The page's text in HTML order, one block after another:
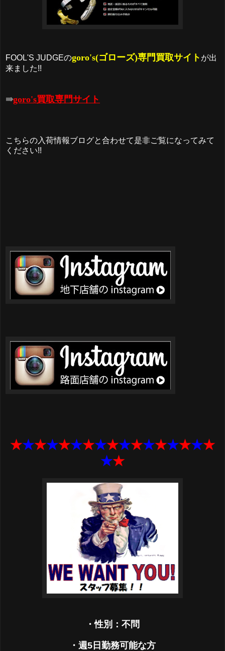
FOOL'S JUDGEのgoro's(ゴローズ)専門買取サイト が出
来ました!!
⇛goro's買取専門サイト
こちらの入荷情報ブログと合わせて是非ご覧になってみて
ください!!
★★★★★★★★★★★★★★★★★
★★
・性別：不問
・週5日勤務可能な方